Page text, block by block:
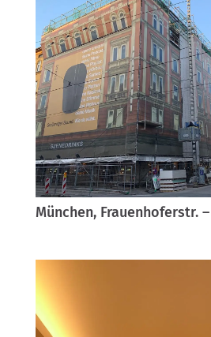
München, Frauenhoferstr.